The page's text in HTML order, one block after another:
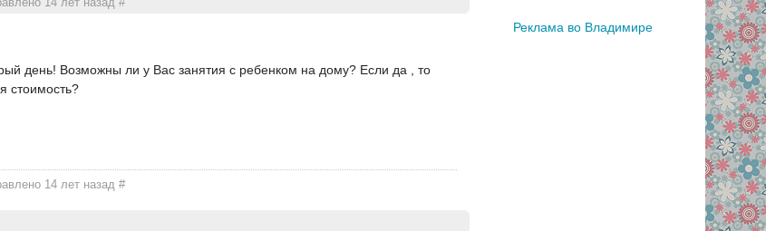
день! Возможны ли у Вас занятия с ребенком на дому? Если да , то
стоимость?
14 лет назад#
Реклама во Владимире